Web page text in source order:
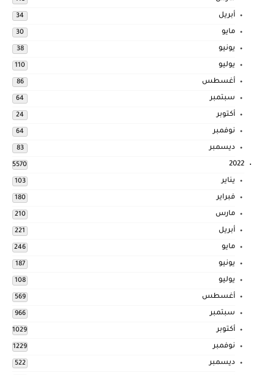
أبريل 34
مايو 30
يونيو 38
يوليو 110
أغسطس 86
سبتمبر 64
أكتوبر 24
نوفمبر 64
ديسمبر 83
2022
5570
يناير 103
فبراير 180
مارس 210
أبريل 221
مايو 246
يونيو 187
يوليو 108
أغسطس 569
سبتمبر 966
أكتوبر 1029
نوفمبر 1229
ديسمبر 522